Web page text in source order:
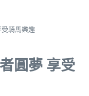
騎馬樂趣
圓夢 享受